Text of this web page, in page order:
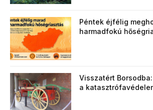
Péntek éjfélig
harmadfokú
Visszatért
a